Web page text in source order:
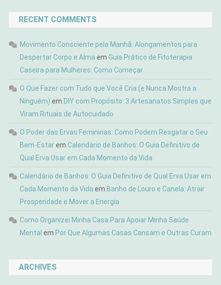
RECENT COMMENTS
Movimento Consciente pela Manhã: Alongamentos para
Despertar Corpo e Alma em Guia Prático de Fitoterapia
Caseira para Mulheres: Como Começar
O Que Fazer com Tudo que Você Cria (e Nunca Mostra a
Ninguém) em DIY com Propósito: 3 Artesanatos Simples que
Viram Rituais de Autocuidado
O Poder das Ervas Femininas: Como Podem Resgatar o Seu
Bem-Estarem Calendário de Banhos: O Guia Definitivo de
Qual Erva Usar em Cada Momento da Vida
Calendário de Banhos: O Guia Definitivo de Qual Erva Usar em
Cada Momento da Vida em Banho de Louro e Canela: Atrair
Prosperidade e Mover a Energia
Como Organizei Minha Casa Para Apoiar Minha Saúde
Mental em Por Que Algumas Casas Cansam e Outras Curam
ARCHIVES